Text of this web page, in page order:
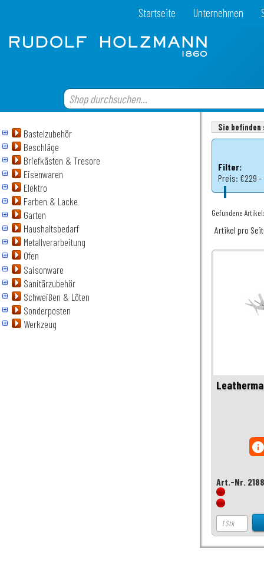
Startseite Unternehmen
Bastelzubehör
Beschläge
Briefkästen & Tresore
Eisenwaren
Elektro
Farben & Lacke
Garten
Haushaltsbedarf
Metallverarbeitung
Ofen
Saisonware
Sanitärzubehör
Schweißen & Löten
Sonderposten
Werkzeug
Sie
Filter:
Preis: €229 -
Gefundene
Artikel pro
Art.-Nr.